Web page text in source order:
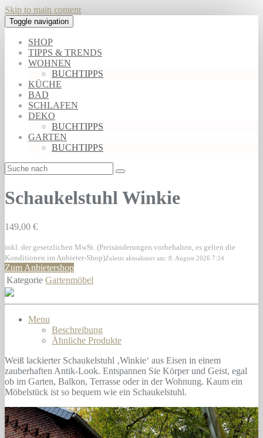
Skip to main content
Toggle navigation
SHOP
TIPPS & TRENDS
WOHNEN
BUCHTIPPS
KÜCHE
BAD
SCHLAFEN
DEKO
BUCHTIPPS
GARTEN
BUCHTIPPS
Schaukelstuhl Winkie
149,00 €
inkl. der gesetzlichen MwSt. (Preisänderungen vorbehalten, es gelten die
Konditionen im Anbieter-Shop)Zuletzt aktualisiert am: 8. August 2026 7:24
Zum Anbietershop
Kategorie Gartenmöbel
Menu
Beschreibung
Ähnliche Produkte
Weiß lackierter Schaukelstuhl ‚Winkie‘ aus Eisen in einem
zauberhaften Antik-Look. Entspannen Sie Körper und Geist, egal
ob im Garten, Balkon, Terrasse oder in der Wohnung. Kaum ein
Möbelstück ist so bequem wie ein Schaukelstuhl.